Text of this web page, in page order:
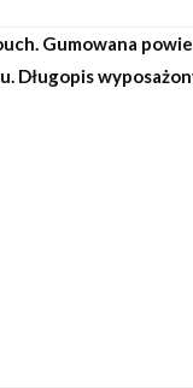
Gumowana
Długopis